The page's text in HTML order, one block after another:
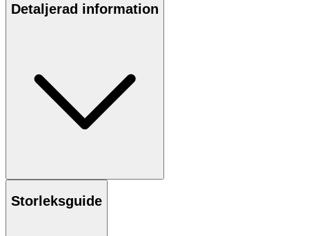
Detaljerad information
Storleksguide